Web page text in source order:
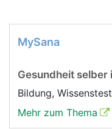
MySana
Gesundheit selber
Bildung,
Mehr zum Thema